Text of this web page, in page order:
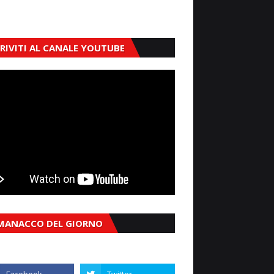
AL CANALE YOUTUBE
DEL GIORNO